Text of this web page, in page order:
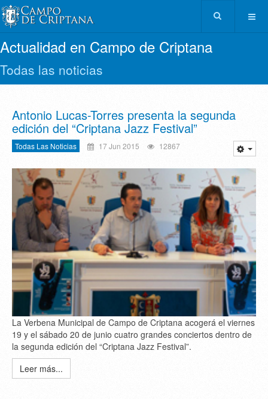
Actualidad en Campo de Criptana
Todas las noticias
Antonio Lucas-Torres presenta la segunda
edición del “Criptana Jazz Festival”
Todas Las Noticias 17 Jun 2015 12867
La Verbena Municipal de Campo de Criptana acogerá el viernes
19 y el sábado 20 de junio cuatro grandes conciertos dentro de
la segunda edición del “Criptana Jazz Festival”.
Leer más...